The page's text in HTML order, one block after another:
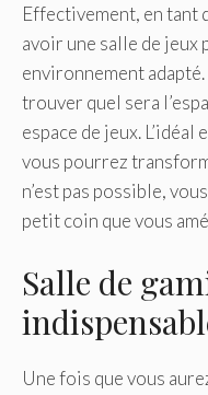
Effectivement, en tant
avoir une salle de jeux
environnement
trouver quel sera
espace de jeux.
vous pourrez
n’est pas possible,
petit coin que vous
Salle de
Une fois que vous